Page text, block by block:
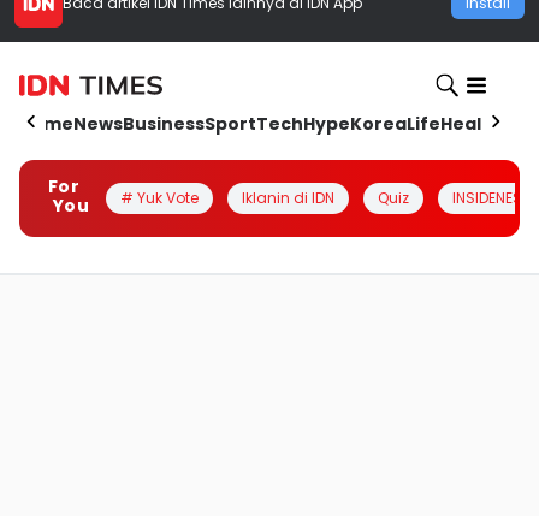
HomeNewsBusinessSportTechHypeKoreaLifeHealth
For
You
# Yuk Vote Iklanin di IDN Quiz INSIDENESIA